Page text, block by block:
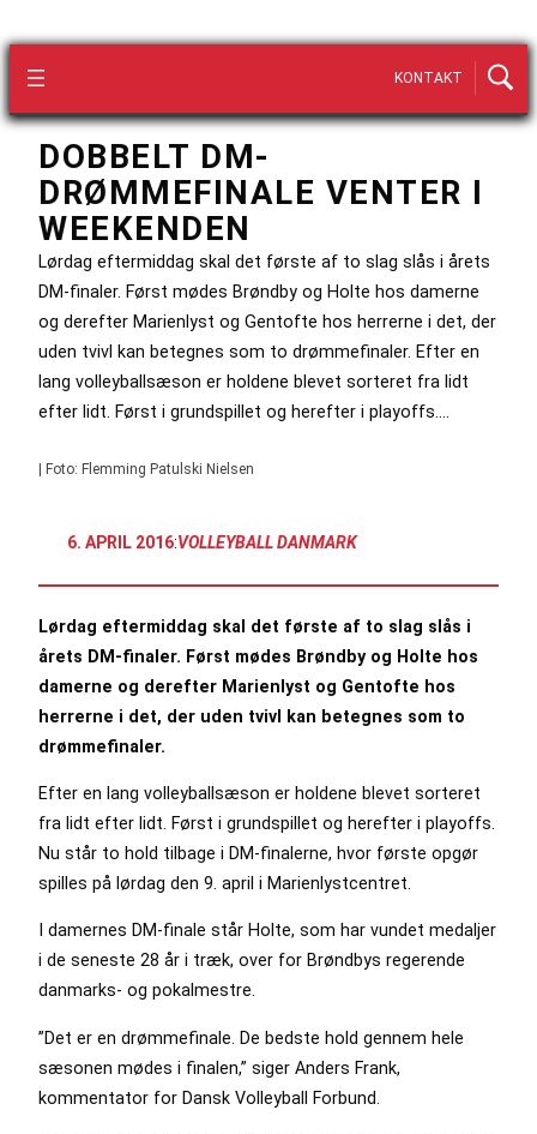
KONTAKT
DOBBELT DM-
DRØMMEFINALE VENTER I
WEEKENDEN
Lørdag eftermiddag skal det første af to slag slås i årets
DM-finaler. Først mødes Brøndby og Holte hos damerne
og derefter Marienlyst og Gentofte hos herrerne i det, der
uden tvivl kan betegnes som to drømmefinaler. Efter en
lang volleyballsæson er holdene blevet sorteret fra lidt
efter lidt. Først i grundspillet og herefter i playoffs.…
| Foto: Flemming Patulski Nielsen
6. APRIL 2016:VOLLEYBALL DANMARK
Lørdag eftermiddag skal det første af to slag slås i
årets DM-finaler. Først mødes Brøndby og Holte hos
damerne og derefter Marienlyst og Gentofte hos
herrerne i det, der uden tvivl kan betegnes som to
drømmefinaler.
Efter en lang volleyballsæson er holdene blevet sorteret
fra lidt efter lidt. Først i grundspillet og herefter i playoffs.
Nu står to hold tilbage i DM-finalerne, hvor første opgør
spilles på lørdag den 9. april i Marienlystcentret.
I damernes DM-finale står Holte, som har vundet medaljer
i de seneste 28 år i træk, over for Brøndbys regerende
danmarks- og pokalmestre.
”Det er en drømmefinale. De bedste hold gennem hele
sæsonen mødes i finalen,” siger Anders Frank,
kommentator for Dansk Volleyball Forbund.